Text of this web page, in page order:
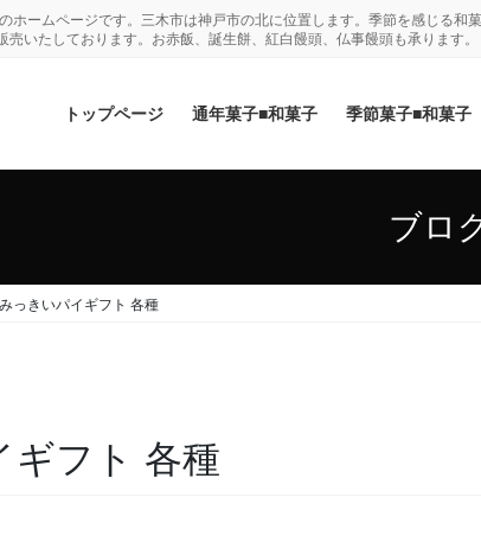
ホームページです。三木市は神戸市の北に位置します。季節を感じる
売いたしております。お赤飯、誕生餅、紅白饅頭、仏事饅頭も承ります。
トップページ 通年菓子■和菓子 季節菓子■和菓子
ブロ
みっきいパイギフト 各種
ギフト 各種